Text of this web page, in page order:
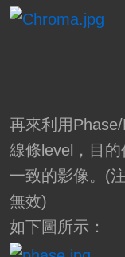
再來利用
線條level，目
一致的影像。(
無效)
如下圖所示：